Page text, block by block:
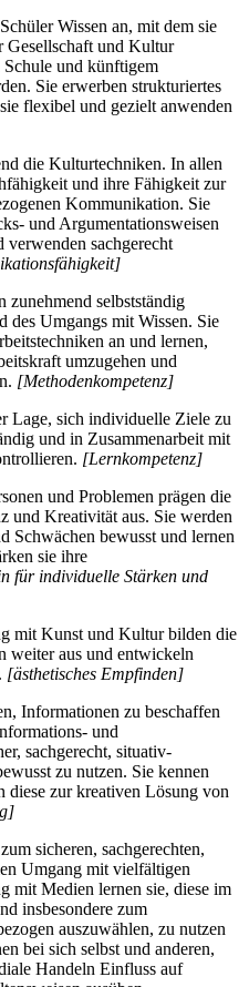
Wissen an, mit dem sie
Gesellschaft und Kultur
und künftigem
Sie erwerben strukturiertes
flexibel und gezielt anwenden
die Kulturtechniken. In allen
und ihre Fähigkeit zur
Kommunikation. Sie
und Argumentationsweisen
verwenden sachgerecht
zunehmend selbstständig
des Umgangs mit Wissen. Sie
an und lernen,
umzugehen und
[Methodenkompetenz]
Lage, sich individuelle Ziele zu
und in Zusammenarbeit mit
[Lernkompetenz]
und Problemen prägen die
und Kreativität aus. Sie werden
Schwächen bewusst und lernen
sie ihre
für individuelle Stärken und
mit Kunst und Kultur bilden die
weiter aus und entwickeln
[ästhetisches Empfinden]
Informationen zu beschaffen
und
sachgerecht, situativ-
zu nutzen. Sie kennen
diese zur kreativen Lösung von
sicheren, sachgerechten,
Umgang mit vielfältigen
mit Medien lernen sie, diese im
insbesondere zum
auszuwählen, zu nutzen
bei sich selbst und anderen,
Handeln Einfluss auf